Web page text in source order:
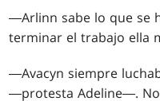
―Arlinn sabe lo que se
terminar el trabajo ella
―Avacyn siempre
―protesta Adeline―.